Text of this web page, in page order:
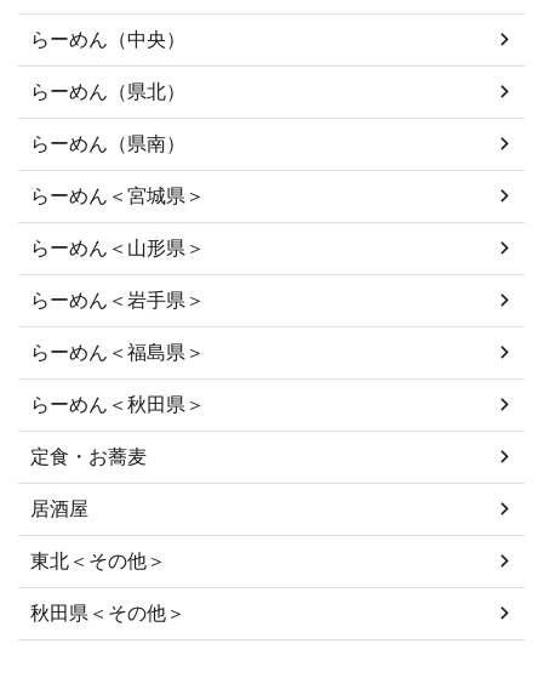
らーめん（中央）
らーめん（県北）
らーめん（県南）
らーめん＜宮城県＞
らーめん＜山形県＞
らーめん＜岩手県＞
らーめん＜福島県＞
らーめん＜秋田県＞
定食・お蕎麦
居酒屋
東北＜その他＞
秋田県＜その他＞